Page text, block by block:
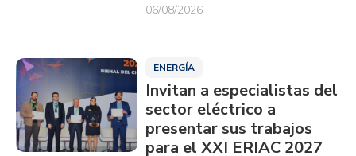
06/08/2026
ENERGÍA
Invitan a especialistas del
sector eléctrico a
presentar sus trabajos
para el XXI ERIAC 2027